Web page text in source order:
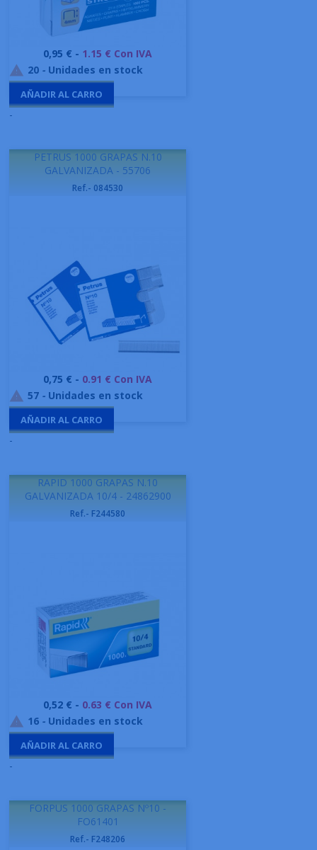
Precio
0,95 € - 1.15 € Con IVA
 20 - Unidades en stock
AÑADIR AL CARRO
-
PETRUS 1000 GRAPAS N.10
GALVANIZADA - 55706
Ref.- 084530
Precio
0,75 € - 0.91 € Con IVA
 57 - Unidades en stock
AÑADIR AL CARRO
-
RAPID 1000 GRAPAS N.10
GALVANIZADA 10/4 - 24862900
Ref.- F244580
Precio
0,52 € - 0.63 € Con IVA
 16 - Unidades en stock
AÑADIR AL CARRO
-
FORPUS 1000 GRAPAS Nº10 -
FO61401
Ref.- F248206